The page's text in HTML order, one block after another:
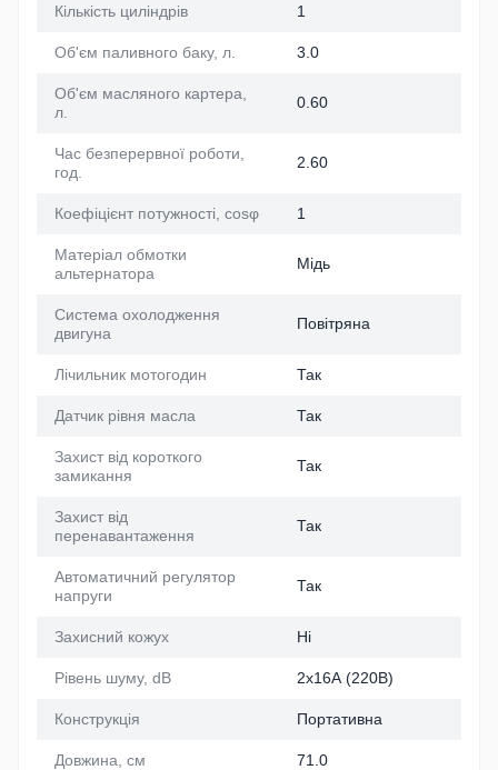
Кількість циліндрів 1
Об'єм паливного баку, л. 3.0
Об'єм масляного картера,
л.
0.60
Час безперервної роботи,
год.
2.60
Коефіцієнт потужності, cosφ 1
Матеріал обмотки
альтернатора
Мідь
Система охолодження
двигуна
Повітряна
Лічильник мотогодин Так
Датчик рівня масла Так
Захист від короткого
замикання
Так
Захист від
перенавантаження
Так
Автоматичний регулятор
напруги
Так
Захисний кожух Ні
Рівень шуму, dB 2х16А (220В)
Конструкція Портативна
Довжина, см 71.0